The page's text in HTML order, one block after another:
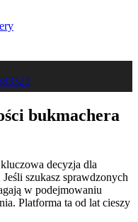
bukmachera
decyzja dla
szukasz sprawdzonych
w podejmowaniu
Platforma ta od lat cieszy